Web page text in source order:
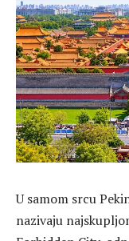
U samom srcu
nazivaju